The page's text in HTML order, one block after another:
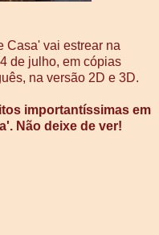
Casa' vai estrear na
de julho, em cópias
na versão 2D e 3D.
importantíssimas em
Não deixe de ver!